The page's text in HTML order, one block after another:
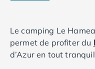
Camping Côtes
Camping Erquy
Camping Saint-Cast-
Le camping Le
permet de profiter du
d’Azur en tout